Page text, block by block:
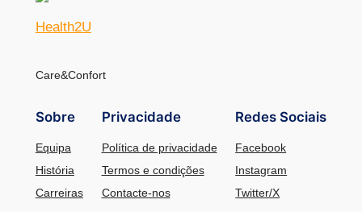
Health2U
Care&Confort
Sobre
Equipa
História
Carreiras
Privacidade
Política de privacidade
Termos e condições
Contacte-nos
Redes Sociais
Facebook
Instagram
Twitter/X